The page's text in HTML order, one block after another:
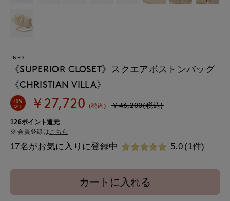
INED
《SUPERIOR CLOSET》スクエアボストンバッグ
《CHRISTIAN VILLA》
40%
OFF ￥27,720 (税込) ￥46,200(税込)
126ポイント還元
会員登録は こちら
17名がお気に入りに登録中 5.0 (1件)
カートに入れる